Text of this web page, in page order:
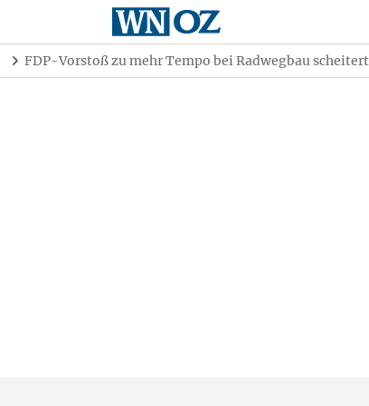
FDP-Vorstoß zu mehr Tempo bei Radwegbau scheitert